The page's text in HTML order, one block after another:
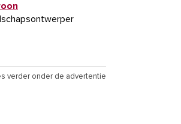
verder onder de advertentie